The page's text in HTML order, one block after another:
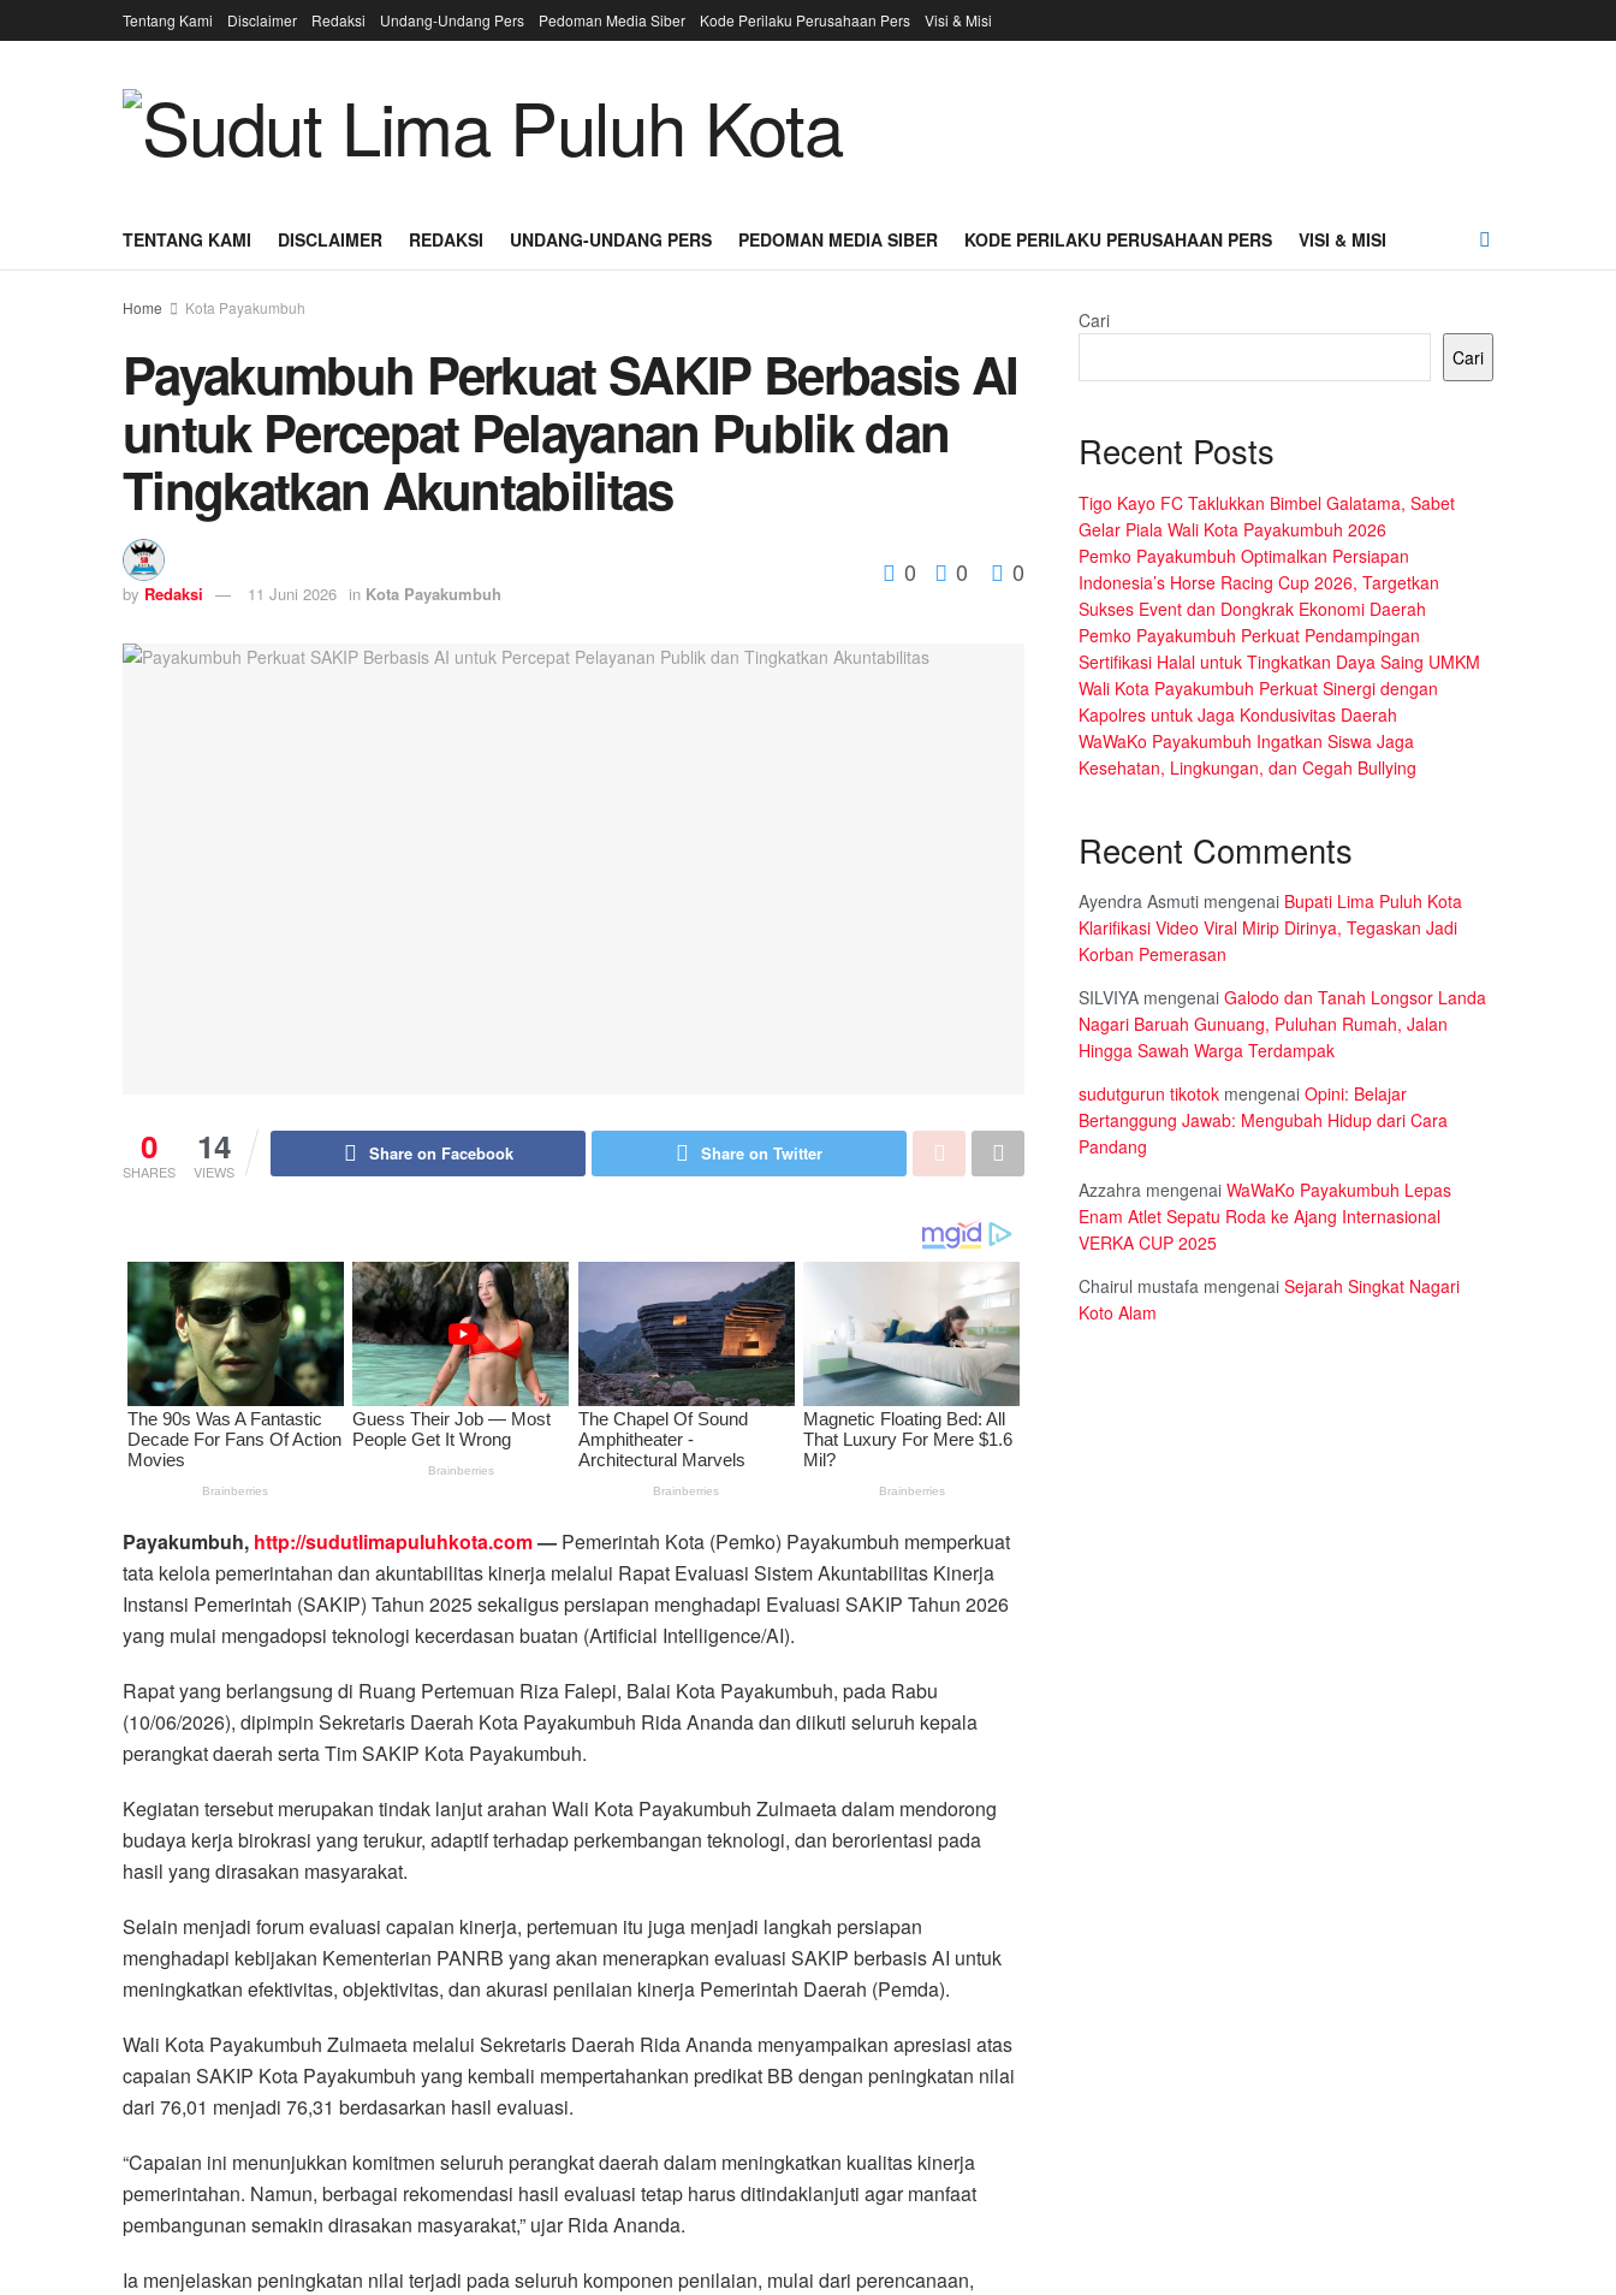
Tentang Kami Disclaimer Redaksi Undang-Undang Pers Pedoman Media Siber Kode Perilaku Perusahaan Pers Visi & Misi
TENTANG KAMI DISCLAIMER REDAKSI UNDANG-UNDANG PERS PEDOMAN MEDIA SIBER KODE PERILAKU PERUSAHAAN PERS VISI & MISI
Home Kota Payakumbuh
Payakumbuh Perkuat SAKIP Berbasis AI
untuk Percepat Pelayanan Publik dan
Tingkatkan Akuntabilitas
by Redaksi 11 Juni 2026 in Kota Payakumbuh
0 0 0
0
SHARES
14
VIEWS
Share on Facebook Share on Twitter
Payakumbuh, http://sudutlimapuluhkota.com— Pemerintah Kota (Pemko) Payakumbuh memperkuat
tata kelola pemerintahan dan akuntabilitas kinerja melalui Rapat Evaluasi Sistem Akuntabilitas Kinerja
Instansi Pemerintah (SAKIP) Tahun 2025 sekaligus persiapan menghadapi Evaluasi SAKIP Tahun 2026
yang mulai mengadopsi teknologi kecerdasan buatan (Artificial Intelligence/AI).
Rapat yang berlangsung di Ruang Pertemuan Riza Falepi, Balai Kota Payakumbuh, pada Rabu
(10/06/2026), dipimpin Sekretaris Daerah Kota Payakumbuh Rida Ananda dan diikuti seluruh kepala
perangkat daerah serta Tim SAKIP Kota Payakumbuh.
Kegiatan tersebut merupakan tindak lanjut arahan Wali Kota Payakumbuh Zulmaeta dalam mendorong
budaya kerja birokrasi yang terukur, adaptif terhadap perkembangan teknologi, dan berorientasi pada
hasil yang dirasakan masyarakat.
Selain menjadi forum evaluasi capaian kinerja, pertemuan itu juga menjadi langkah persiapan
menghadapi kebijakan Kementerian PANRB yang akan menerapkan evaluasi SAKIP berbasis AI untuk
meningkatkan efektivitas, objektivitas, dan akurasi penilaian kinerja Pemerintah Daerah (Pemda).
Wali Kota Payakumbuh Zulmaeta melalui Sekretaris Daerah Rida Ananda menyampaikan apresiasi atas
capaian SAKIP Kota Payakumbuh yang kembali mempertahankan predikat BB dengan peningkatan nilai
dari 76,01 menjadi 76,31 berdasarkan hasil evaluasi.
“Capaian ini menunjukkan komitmen seluruh perangkat daerah dalam meningkatkan kualitas kinerja
pemerintahan. Namun, berbagai rekomendasi hasil evaluasi tetap harus ditindaklanjuti agar manfaat
pembangunan semakin dirasakan masyarakat,” ujar Rida Ananda.
Ia menjelaskan peningkatan nilai terjadi pada seluruh komponen penilaian, mulai dari perencanaan,
Cari
Cari
Recent Posts
Tigo Kayo FC Taklukkan Bimbel Galatama, Sabet
Gelar Piala Wali Kota Payakumbuh 2026
Pemko Payakumbuh Optimalkan Persiapan
Indonesia’s Horse Racing Cup 2026, Targetkan
Sukses Event dan Dongkrak Ekonomi Daerah
Pemko Payakumbuh Perkuat Pendampingan
Sertifikasi Halal untuk Tingkatkan Daya Saing UMKM
Wali Kota Payakumbuh Perkuat Sinergi dengan
Kapolres untuk Jaga Kondusivitas Daerah
WaWaKo Payakumbuh Ingatkan Siswa Jaga
Kesehatan, Lingkungan, dan Cegah Bullying
Recent Comments
Ayendra Asmuti mengenai Bupati Lima Puluh Kota
Klarifikasi Video Viral Mirip Dirinya, Tegaskan Jadi
Korban Pemerasan
SILVIYA mengenai Galodo dan Tanah Longsor Landa
Nagari Baruah Gunuang, Puluhan Rumah, Jalan
Hingga Sawah Warga Terdampak
sudutgurun tikotok mengenai Opini: Belajar
Bertanggung Jawab: Mengubah Hidup dari Cara
Pandang
Azzahra mengenai WaWaKo Payakumbuh Lepas
Enam Atlet Sepatu Roda ke Ajang Internasional
VERKA CUP 2025
Chairul mustafa mengenai Sejarah Singkat Nagari
Koto Alam